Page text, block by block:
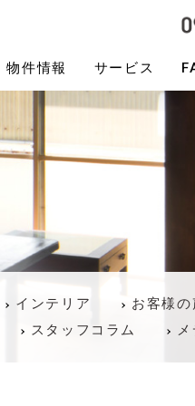
物件情報 サービス
インテリア お客様の
スタッフコラム